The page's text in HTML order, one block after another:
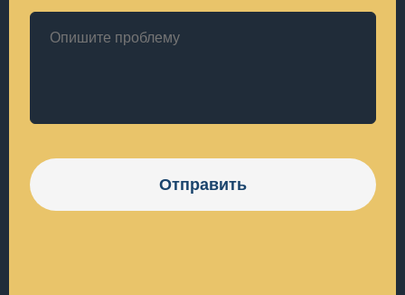
Отправить